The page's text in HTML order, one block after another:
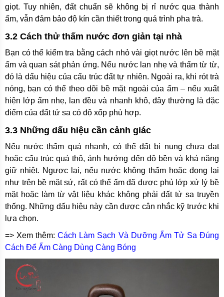
giọt. Tuy nhiên, đất chuẩn sẽ không bị rỉ nước qua thành
ấm, vẫn đảm bảo độ kín cần thiết trong quá trình pha trà.
3.2 Cách thử thấm nước đơn giản tại nhà
Bạn có thể kiểm tra bằng cách nhỏ vài giọt nước lên bề mặt
ấm và quan sát phản ứng. Nếu nước lan nhẹ và thấm từ từ,
đó là dấu hiệu của cấu trúc đất tự nhiên. Ngoài ra, khi rót trà
nóng, bạn có thể theo dõi bề mặt ngoài của ấm – nếu xuất
hiện lớp ẩm nhẹ, lan đều và nhanh khô, đây thường là đặc
điểm của đất tử sa có độ xốp phù hợp.
3.3 Những dấu hiệu cần cảnh giác
Nếu nước thấm quá nhanh, có thể đất bị nung chưa đạt
hoặc cấu trúc quá thô, ảnh hưởng đến độ bền và khả năng
giữ nhiệt. Ngược lại, nếu nước không thấm hoặc đọng lại
như trên bề mặt sứ, rất có thể ấm đã được phủ lớp xử lý bề
mặt hoặc làm từ vật liệu khác không phải đất tử sa truyền
thống. Những dấu hiệu này cần được cân nhắc kỹ trước khi
lựa chọn.
=> Xem thêm:Cách Làm Sạch Và Dưỡng Ấm Tử Sa Đúng
Cách Để Ấm Càng Dùng Càng Bóng